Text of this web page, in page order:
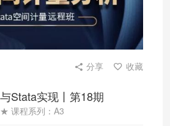
分享 收藏
Stata实现丨第18期
程系列：A3